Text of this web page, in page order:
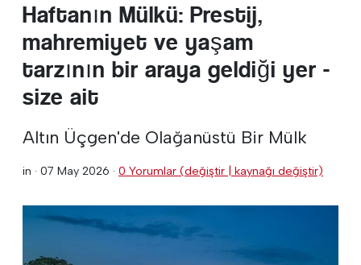
Haftanın Mülkü: Prestij,
mahremiyet ve yaşam
tarzının bir araya geldiği yer -
size ait
Altın Üçgen'de Olağanüstü Bir Mülk
in · 07 May 2026 · 0 Yorumlar (değiştir | kaynağı değiştir)